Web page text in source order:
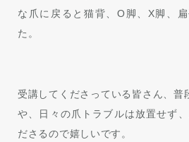
な爪に戻ると猫背、O脚、X脚、
た。
受講してくださっている皆さん、普
や、日々の爪トラブルは放置せず
ださるので嬉しいです。